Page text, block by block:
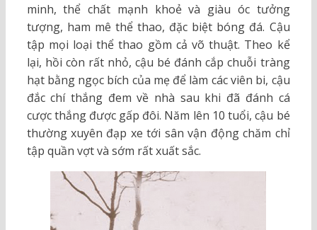
minh, thể chất mạnh khoẻ và giàu óc tưởng
tượng, ham mê thể thao, đặc biệt bóng đá. Cậu
tập mọi loại thể thao gồm cả võ thuật. Theo kể
lại, hồi còn rất nhỏ, cậu bé đánh cắp chuỗi tràng
hạt bằng ngọc bích của mẹ để làm các viên bi, cậu
đắc chí thắng đem về nhà sau khi đã đánh cá
cược thắng được gấp đôi. Năm lên 10 tuổi, cậu bé
thường xuyên đạp xe tới sân vận động chăm chỉ
tập quần vợt và sớm rất xuất sắc.